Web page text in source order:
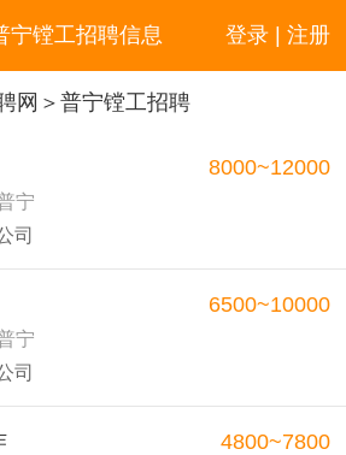
登录 | 注册
宁镗工招聘信息
网 ＞普宁镗工招聘
宁
司
8000~12000
宁
司
6500~10000
4800~7800